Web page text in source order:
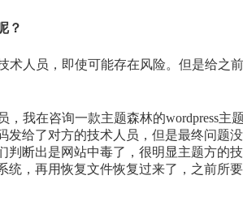
？
术人员，即使可能存在风险。但是给之
，我在咨询一款主题森林的wordpress主
给了对方的技术人员，但是最终问题
断出是网站中毒了，很明显主题方的
，再用恢复文件恢复过来了，之前所